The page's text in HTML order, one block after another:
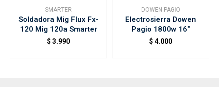
SMARTER
Soldadora Mig Flux Fx-
120 Mig 120a Smarter
$ 3.990
DOWEN PAGIO
Electrosierra Dowen
Pagio 1800w 16"
$ 4.000